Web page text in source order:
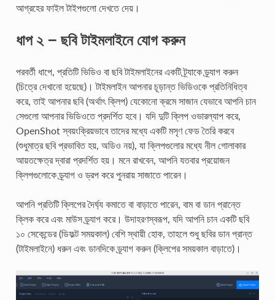
আগ্রহের ফাইল টাইপগুলো দেখতে দেয়।
ধাপ ২ – ছবি টাইমলাইনে যোগ করুন
পরবর্তী ধাপে, প্রতিটি ভিডিও বা ছবি টাইমলাইনের একটি ট্র্যাকে ড্র্যাগ করুন
(চিত্রে দেখানো হয়েছে)। টাইমলাইন আপনার চূড়ান্ত ভিডিওকে প্রতিনিধিত্ব
করে, তাই আপনার ছবি (অর্থাৎ ক্লিপ) যেকোনো ক্রমে সাজান যেভাবে আপনি চান
সেগুলো আপনার ভিডিওতে প্রদর্শিত হবে। যদি দুটি ক্লিপ ওভারল্যাপ করে,
OpenShot স্বয়ংক্রিয়ভাবে তাদের মধ্যে একটি মসৃণ ফেড তৈরি করবে
(শুধুমাত্র ছবি প্রভাবিত হয়, অডিও নয়), যা ক্লিপগুলোর মধ্যে নীল গোলাকার
আয়তক্ষেত্র দ্বারা প্রদর্শিত হয়। মনে রাখবেন, আপনি যতবার প্রয়োজন
ক্লিপগুলোকে ড্র্যাগ ও ড্রপ করে পুনরায় সাজাতে পারেন।
আপনি প্রতিটি ক্লিপের দৈর্ঘ্য কমাতে বা বাড়াতে পারেন, বাম বা ডান প্রান্তে
ক্লিক করে এবং মাউস ড্র্যাগ করে। উদাহরণস্বরূপ, যদি আপনি চান একটি ছবি
১০ সেকেন্ডের (ডিফল্ট সময়কাল) বেশি স্থায়ী হোক, তাহলে শুধু ছবির ডান প্রান্ত
(টাইমলাইনে) ধরুন এবং ডানদিকে ড্র্যাগ করুন (ক্লিপের সময়কাল বাড়াতে)।